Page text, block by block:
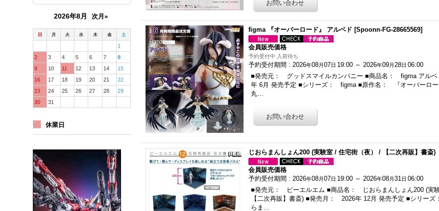
2026年8月 次月»
日 月 火 水 木 金 土
1
2
3 4 5 6 7
8
9
10 11 12 13 14
15
16
17 18 19 20 21
22
23
24 25 26 27 28
29
30
31
休業日
figma 『オーバーロード』 アルベド [Spoonn-FG-28665569]
会員販売価格
予約受付中 入荷待ち
予約受付期間 : 2026年08月07日 19:00 ～ 2026年09月28日 06:00
■発売元： グッドスマイルカンパニー ■商品名： figma アル
年 6月 発売予定 ■シリーズ： figma ■原作名： 『オーバーロ
丸…
じおらまんしょん200 (実験室 / 住宅街（夜） / 【二次再販】書斎)
会員販売価格
予約受付期間 : 2026年08月07日 19:00 ～ 2026年08月31日 06:00
■発売元： ピーエルエム ■商品名： じおらまんしょん200 (実
【二次再販】書斎) ■発売月： 2026年 12月 発売予定 ■シリ
らま…